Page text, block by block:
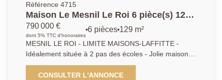
Référence 4715
Maison Le Mesnil Le Roi 6 pièce(s) 129
m2
790 000 €
dont 5% TTC d'honoraires
6 pièces 129 m²
MESNIL LE ROI - LIMITE MAISONS-LAFFITTE -
Idéalement située à 2 pas des écoles - Jolie maison
composée d'un sejour double ouvrant directement sur
terrasse - Cuisine dinatoire indépendante - 3
CONSULTER L'ANNONCE